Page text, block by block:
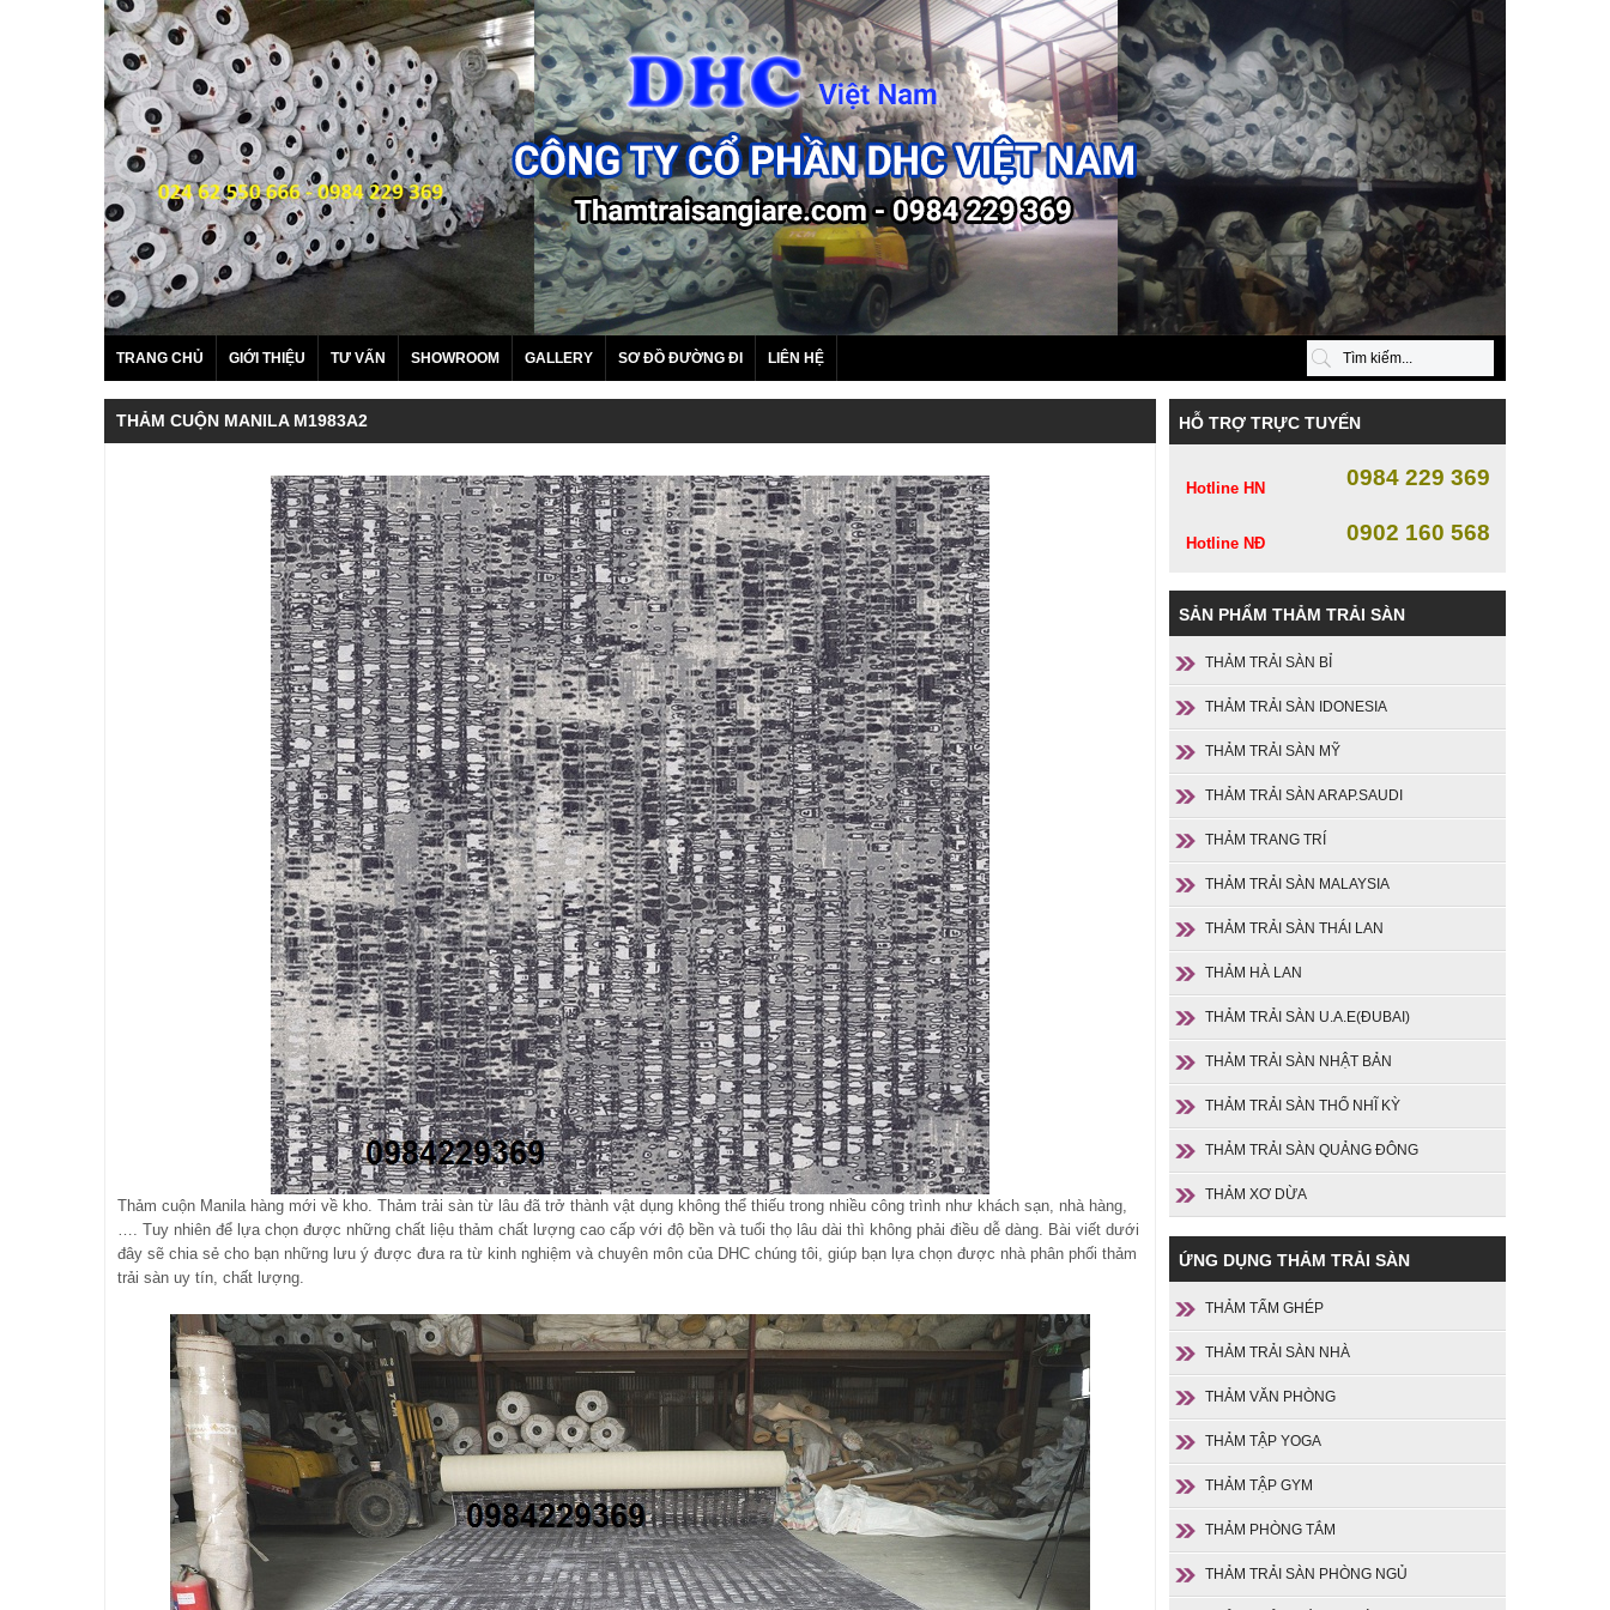
TRANG CHỦ GIỚI THIỆU TƯ VẤN SHOWROOM GALLERY SƠ ĐỒ ĐƯỜNG ĐI LIÊN HỆ
THẢM CUỘN MANILA M1983A2
Thảm cuộn Manila hàng mới về kho. Thảm trải sàn từ lâu đã trở thành vật dụng không thể thiếu trong nhiều công trình như khách sạn, nhà hàng,
…. Tuy nhiên để lựa chọn được những chất liệu thảm chất lượng cao cấp với độ bền và tuổi thọ lâu dài thì không phải điều dễ dàng. Bài viết dưới
đây sẽ chia sẻ cho bạn những lưu ý được đưa ra từ kinh nghiệm và chuyên môn của DHC chúng tôi, giúp bạn lựa chọn được nhà phân phối thảm
trải sàn uy tín, chất lượng.
HỖ TRỢ TRỰC TUYẾN
Hotline HN 0984 229 369
Hotline NĐ 0902 160 568
SẢN PHẨM THẢM TRẢI SÀN
THẢM TRẢI SÀN BỈ
THẢM TRẢI SÀN IDONESIA
THẢM TRẢI SÀN MỸ
THẢM TRẢI SÀN ARAP.SAUDI
THẢM TRANG TRÍ
THẢM TRẢI SÀN MALAYSIA
THẢM TRẢI SÀN THÁI LAN
THẢM HÀ LAN
THẢM TRẢI SÀN U.A.E(ĐUBAI)
THẢM TRẢI SÀN NHẬT BẢN
THẢM TRẢI SÀN THỔ NHĨ KỲ
THẢM TRẢI SÀN QUẢNG ĐÔNG
THẢM XƠ DỪA
ỨNG DỤNG THẢM TRẢI SÀN
THẢM TẤM GHÉP
THẢM TRẢI SÀN NHÀ
THẢM VĂN PHÒNG
THẢM TẬP YOGA
THẢM TẬP GYM
THẢM PHÒNG TẮM
THẢM TRẢI SÀN PHÒNG NGỦ